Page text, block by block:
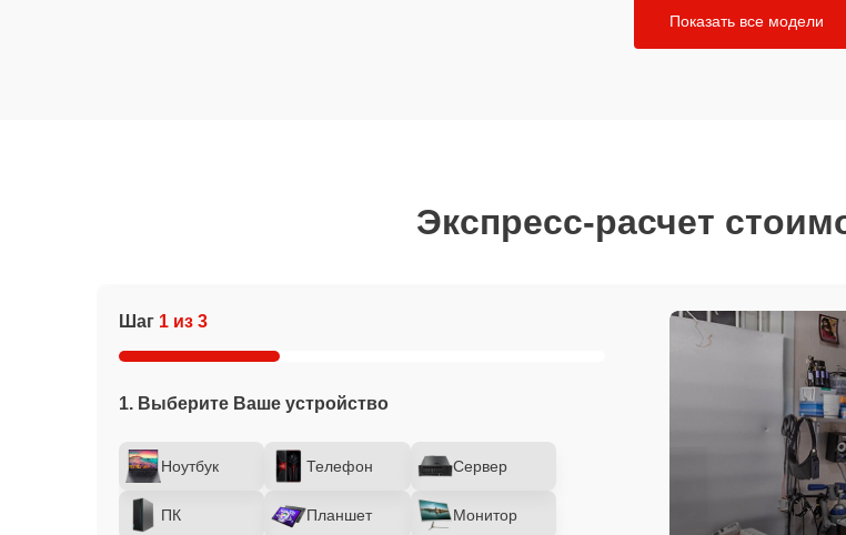
Показать все модели
Экспресс-расчет
Шаг 1 из 3
1. Выберите Ваше устройство
Ноутбук Телефон Сервер
ПК Планшет Монитор